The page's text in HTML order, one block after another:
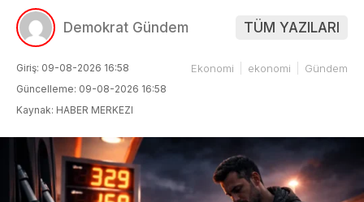
Demokrat Gündem TÜM YAZILARI
Giriş: 09-08-2026 16:58
Güncelleme: 09-08-2026 16:58
Kaynak: HABER MERKEZI
Ekonomi ekonomi Gündem